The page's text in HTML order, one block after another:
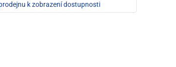
k zobrazení dostupnosti